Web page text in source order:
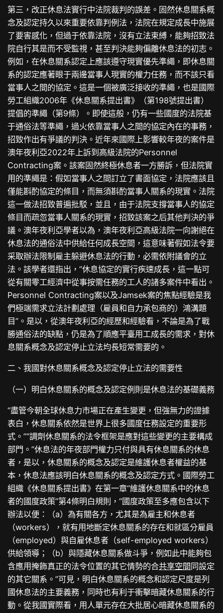
第三，改正休息法實行中法院裁判的誤差。固然休息關系概
念及認定持久以來重要依靠判例法，法院在規定成長中施展
了要害感化，但過于依靠法院，沒有立法束縛，能夠招致法
院自行其是而不受監視，甚至判決能夠偏離休息法的初志。
例如，在休息關系認定上應該遵守現實優先準繩，即休息關
系的認定應著眼于兩邊當事人現實的權力任務，而不該只看
當事人之間的協定。這是一個被廣泛接收的準繩，也是國際
勞工組織2006年《休息關系提出書》（第198號提出書）
提倡的準繩（第9條）。即使這般，仍有一些國度的法院基
于通俗法等準繩，過火依靠當事人之間的協定內在的事務，
招致作出有爭議的判決。近年來國際上影響較年夜的案件是
澳年夜利亞2022年上訴到高級法院的Personnel
Contracting案。該案固然終極休息者一方勝訴，但法院實
用的準繩是：假如當事人之間訂立了書面協定，法院應該且
僅能斟酌協定的條目，而無須斟酌當事人關系的現實。法院
這一做法招致普遍批駁，並且，由于法院支撐當事人的協定
條目而疏忽當事人關系的現實，招致該案之后其他判決的爭
議。澳年夜利亞學者以為，澳年夜利亞高級法院一向謝絕在
休息法的通俗法中供給任何成長空間，這意味著假如法令要
采取辦法限制雇主躲避休息法的行動，必需依附議會的立
法。該學者還指出，“休息協定的實行疾速成長，這一點可
從有關零工經濟中從事按需任務的工人的諸多案件中看出。
Personnel Contracting案以及Jamsek案的焦點經驗是我
們極端需求立法計劃處理（雇員和自力承包商的）鴻溝題
目”。是以，從澳年夜利亞的經歷和經驗看，不論是為了戰
勝通俗法的缺點，仍是為了順應平臺用工成長的需求，對休
息關系概念及認定停止立法均長短常需要的。
二、我國對休息關系概念及認定停止立法的需要性
（一）明白休息關系的概念及認定例則是休息法的基礎義務
“盡管今朝全球休息力市場正在產生變更，但強無力的證據
表白，休息關系依然是世界上很多國度任務設定的重要形
式。”“調劑休息關系的法令框架是應對這些變更的主要構成
部門。”休息法的年夜部門權力只付與具有休息關系的休息
者，是以，休息關系的概念及認定是維護休息者權益的基
本，休息法應該明白休息關系的概念及認定方式。國際勞工
組織《休息關系提出書》在第一章“維護休息關系中的休息
者的國度政策”第4條明白規則，“國度政策至多應包含以下
辦法以便：（a）為有關各方，尤其是為雇主和休息者
（workers），就有用地斷定休息關系的存在和就區分雇員
（employed）與自雇休息者（self-employed workers）
供給領導；（b）與隱藏休息關系做斗爭，例如此中能夠包
含應用掩飾真正的法令位置的其它情勢的合共享空間同設定
的其它關系。”可見，明白休息關系的概念和認定尺度是列
國休息法的主要義務，同時也有利于衝擊暗藏休息關系的行
動。從我國實際看，用人單元存在大批居心暗藏休息關系的